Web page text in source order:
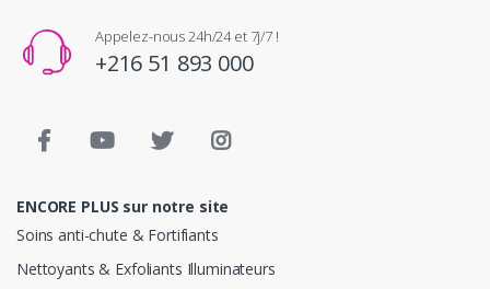
Appelez-nous 24h/24 et 7j/7 !
+216 51 893 000
ENCORE PLUS sur notre site
Soins anti-chute & Fortifiants
Nettoyants & Exfoliants Illuminateurs